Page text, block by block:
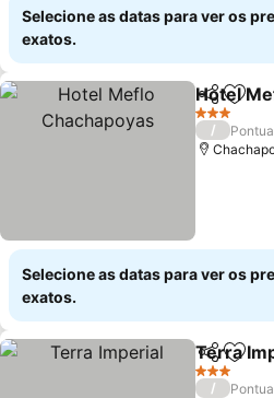
Selecione as datas para ver os
exatos.
Partilhar
Hotel
3 Estrelas
/
Selecione as datas para ver os
exatos.
Partilhar
Terra
3 Estrelas
/